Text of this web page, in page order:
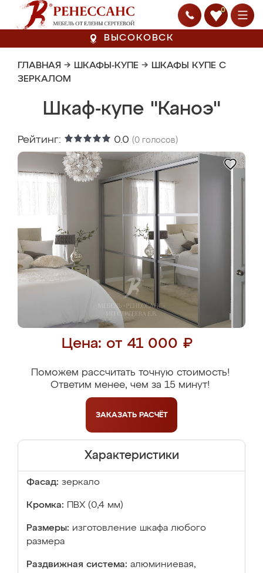
0
ВЫСОКОВСК
ГЛАВНАЯ → ШКАФЫ-КУПЕ → ШКАФЫ КУПЕ С
ЗЕРКАЛОМ
Шкаф-купе "Каноэ"
Рейтинг: 0.0 (0 голосов)
Цена: от 41 000 ₽
Поможем рассчитать точную стоимость!
Ответим менее, чем за 15 минут!
ЗАКАЗАТЬ РАСЧЁТ
Характеристики
Фасад: зеркало
Кромка: ПВХ (0,4 мм)
Размеры: изготовление шкафа любого
размера
Раздвижная система: алюминиевая,